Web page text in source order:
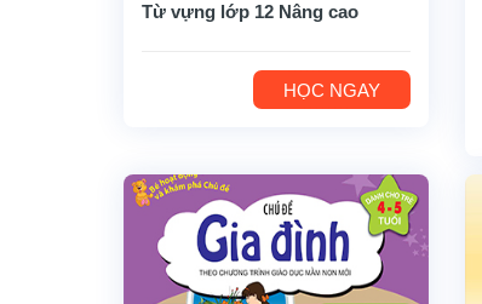
Từ vựng lớp 12 Nâng cao
HỌC NGAY